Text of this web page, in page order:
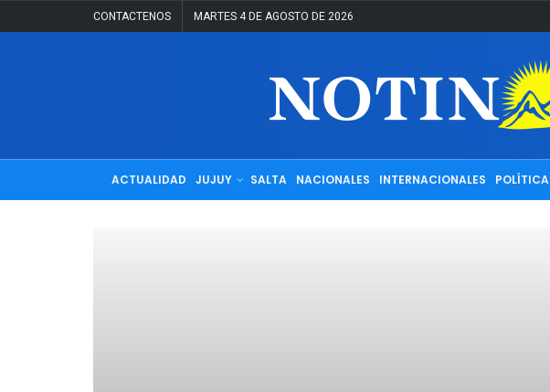
CONTACTENOS MARTES 4 DE AGOSTO DE 2026
ACTUALIDAD JUJUY SALTA NACIONALES INTERNACIONALES POLÍTICA